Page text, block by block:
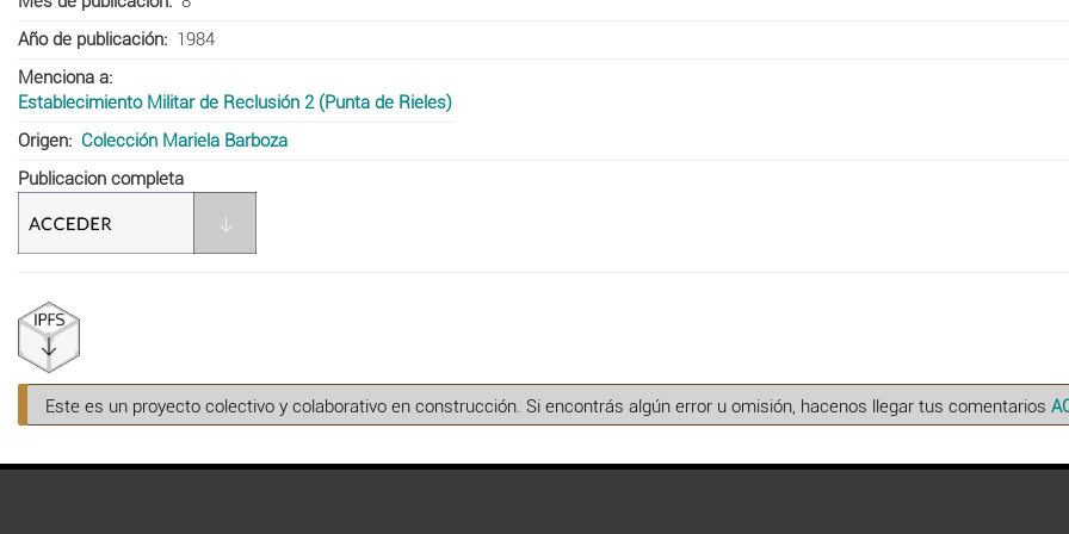
Año de publicación
1984
Menciona a
Establecimiento Militar de Reclusión 2 (Punta de Rieles)
Origen
Colección Mariela Barboza
Publicacion completa
Este es un proyecto colectivo y colaborativo en construcción. Si encontrás algún error u omisión, hacenos llegar tus comentarios